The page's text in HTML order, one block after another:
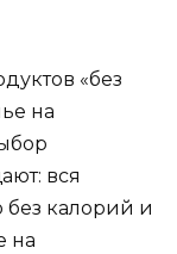
«без
на
вся
без калорий и
на